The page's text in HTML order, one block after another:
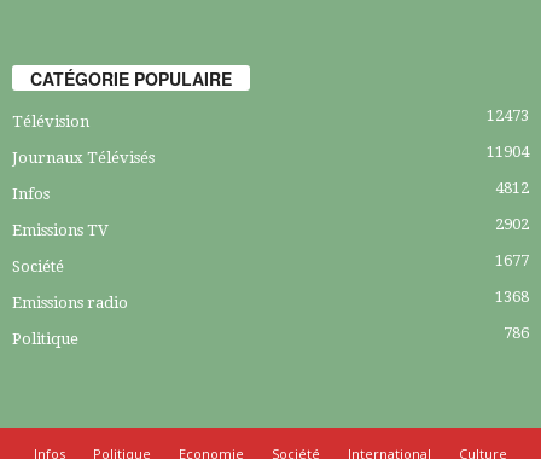
CATÉGORIE POPULAIRE
Télévision 12473
Journaux Télévisés 11904
Infos 4812
Emissions TV 2902
Société 1677
Emissions radio 1368
Politique 786
Infos Politique Economie Société International Culture